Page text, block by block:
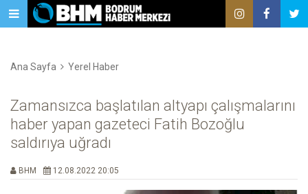
Ana Sayfa Yerel Haber
Zamansızca başlatılan altyapı çalışmalarını
haber yapan gazeteci Fatih Bozoğlu
saldırıya uğradı
BHM 12.08.2022 20:05